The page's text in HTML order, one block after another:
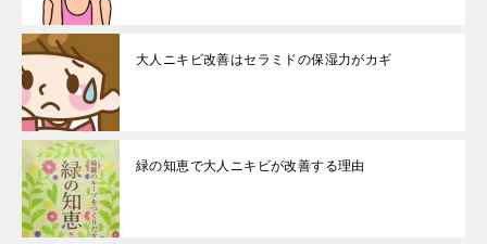
大人ニキビ改善はセラミドの保湿力がカギ
緑の知恵で大人ニキビが改善する理由